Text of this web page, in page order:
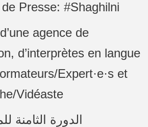
Presse: #Shaghilni
agence de
d’interprètes en langue
Expert·e·s et
Vidéaste
الدورة الثامنة